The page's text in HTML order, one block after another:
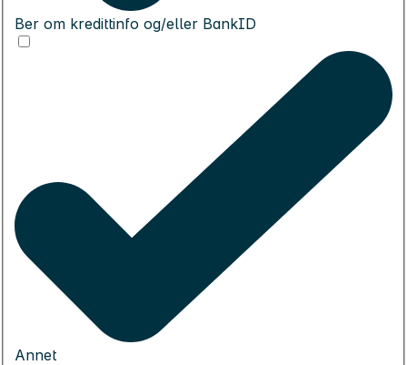
Ber om kredittinfo og/eller BankID
Annet